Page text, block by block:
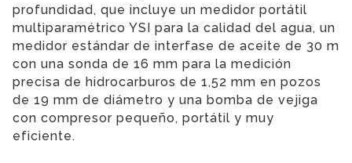
profundidad, que incluye un medidor portátil
multiparamétrico YSI para la calidad del agua, un
medidor estándar de interfase de aceite de 30 m
con una sonda de 16 mm para la medición
precisa de hidrocarburos de 1,52 mm en pozos
de 19 mm de diámetro y una bomba de vejiga
con compresor pequeño, portátil y muy
eficiente.